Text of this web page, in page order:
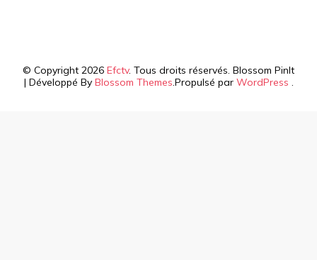
© Copyright 2026 Efctv. Tous droits réservés. Blossom PinIt
| Développé By Blossom Themes.Propulsé par WordPress .